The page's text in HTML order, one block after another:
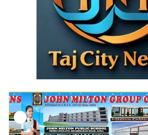
Taj City News